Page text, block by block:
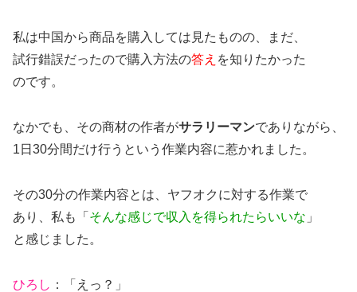
私は中国から商品を購入しては見たものの、まだ、
試行錯誤だったので購入方法の答え を知りたかった
のです。
なかでも、その商材の作者がサラリーマンでありながら、
1日30分間だけ行うという作業内容に惹かれました。
その30分の作業内容とは、ヤフオクに対する作業で
あり、私も「 そんな感じで収入を得られたらいいな 」
と感じました。
ひろし ：「えっ？」